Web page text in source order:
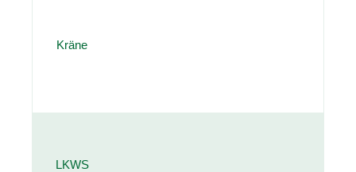
Kräne
LKWS